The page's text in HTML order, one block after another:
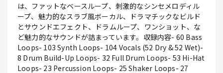
は、ファットなベースループ、刺激的なシンセメロディル
ープ、魅力的なスラブ風ボーカル、ドラマチックなビルド
とサウンドエフェクト、ドラムループ、ワンショット、な
ど魅力的なサウンドが詰まっています。収録内容- 60 Bass
Loops- 103 Synth Loops- 104 Vocals (52 Dry & 52 Wet)-
8 Drum Build-Up Loops- 32 Full Drum Loops- 53 Hi-Hat
Loops- 23 Percussion Loops- 25 Shaker Loops- 27